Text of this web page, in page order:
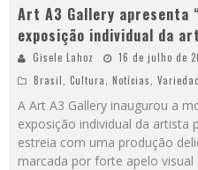
Art A3 Gallery apresenta
exposição individual da
Gisele Lahoz
16 de julho de
Brasil
Cultura Notícias
A Art A3 Gallery inaugurou a
exposição individual da artista
estreia com uma produção
marcada por forte apelo visual